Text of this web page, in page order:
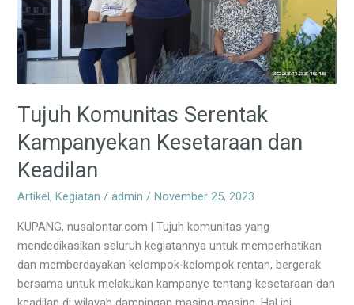
Tujuh Komunitas Serentak
Kampanyekan Kesetaraan dan
Keadilan
Artikel,Kegiatan /admin/November 25, 2023
KUPANG, nusalontar.com | Tujuh komunitas yang
mendedikasikan seluruh kegiatannya untuk memperhatikan
dan memberdayakan kelompok-kelompok rentan, bergerak
bersama untuk melakukan kampanye tentang kesetaraan dan